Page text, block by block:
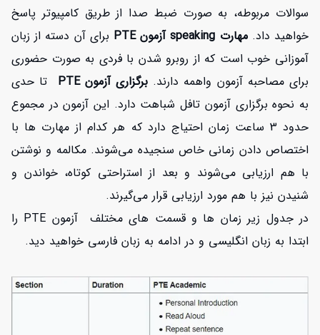
سوالات مربوطه، به صورت ضبط صدا از طریق کامپیوتر پاسخ
خواهید داد.مهارت speaking آزمون PTE
برای آن دسته از زبان
آموزانی خوب است که از روبرو شدن با فردی به صورت حضوری
برای مصاحبه آزمون واهمه دارند. برگزاری آزمون PTE
تا حدی
به نحوه برگزاری آزمون تافل شباهت دارد. این آزمون در مجموع
حدود 3 ساعت زمان احتیاج دارد که هر کدام از مهارت ها با
اختصاص دادن زمانی خاص سنجیده می‌شوند. مکالمه و نوشتن
با هم ارزیابی می‌شوند و بعد از استراحتی کوتاه، خواندن و
شنیدن نیز با هم مورد ارزیابی قرار می‌گیرند.
در جدول زیر زمان ها و قسمت های مختلف آزمون PTE را
ابتدا به زبان انگلیسی و در ادامه به زبان فارسی خواهید دید.
افزایش اعتبار